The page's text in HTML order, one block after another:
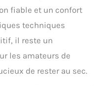
fiable et un confort
techniques
il reste un
les amateurs de
de rester au sec.